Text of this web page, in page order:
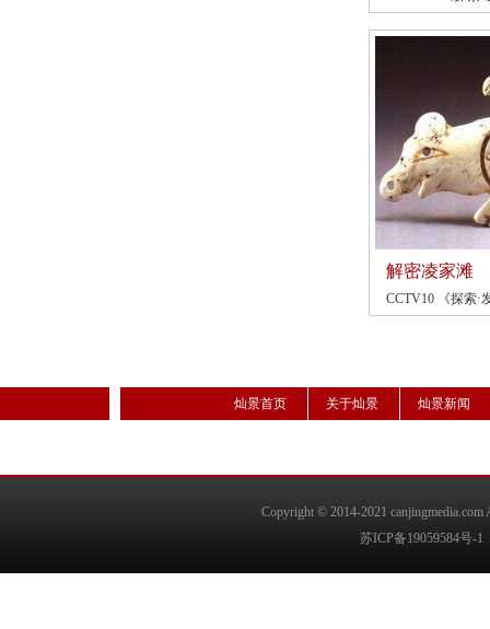
解密凌家滩
CCTV10 《探索·
灿景首页 关于灿景 灿景新闻
Copyright © 2014-2021 canjingmedia.com
苏ICP备19059584号-1